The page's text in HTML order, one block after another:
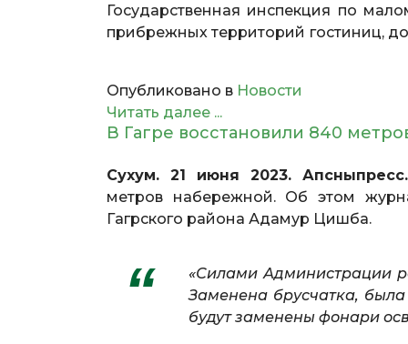
Государственная инспекция по
прибрежных территорий гостиниц,
Опубликовано в Новости
Читать далее ...
В Гагре восстановили 840
Сухум. 21 июня 2023. Апсныпресс.
метров набережной. Об этом
Гагрского района Адамур Цишба.
«Силами Администрации
Заменена брусчатка,
будут заменены фонари